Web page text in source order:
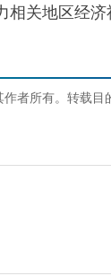
关地区经济
者所有。转载